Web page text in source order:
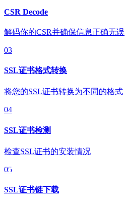
CSR Decode
解码你的CSR并确保信息正确无误
03
SSL证书格式转换
将您的SSL证书转换为不同的格式
04
SSL证书检测
检查SSL证书的安装情况
05
SSL证书链下载